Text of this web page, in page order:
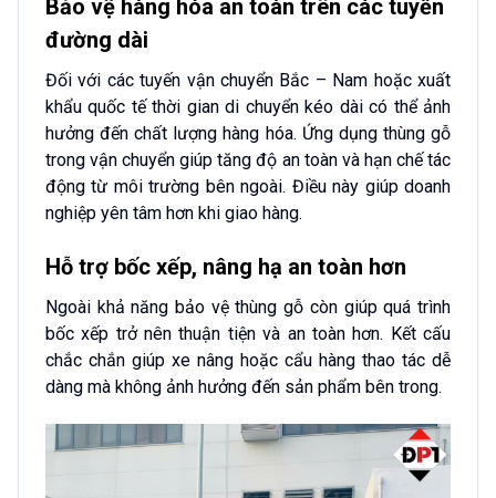
Bảo vệ hàng hóa an toàn trên các tuyến
đường dài
Đối với các tuyến vận chuyển Bắc – Nam hoặc xuất
khẩu quốc tế thời gian di chuyển kéo dài có thể ảnh
hưởng đến chất lượng hàng hóa. Ứng dụng thùng gỗ
trong vận chuyển giúp tăng độ an toàn và hạn chế tác
động từ môi trường bên ngoài. Điều này giúp doanh
nghiệp yên tâm hơn khi giao hàng.
Hỗ trợ bốc xếp, nâng hạ an toàn hơn
Ngoài khả năng bảo vệ thùng gỗ còn giúp quá trình
bốc xếp trở nên thuận tiện và an toàn hơn. Kết cấu
chắc chắn giúp xe nâng hoặc cẩu hàng thao tác dễ
dàng mà không ảnh hưởng đến sản phẩm bên trong.